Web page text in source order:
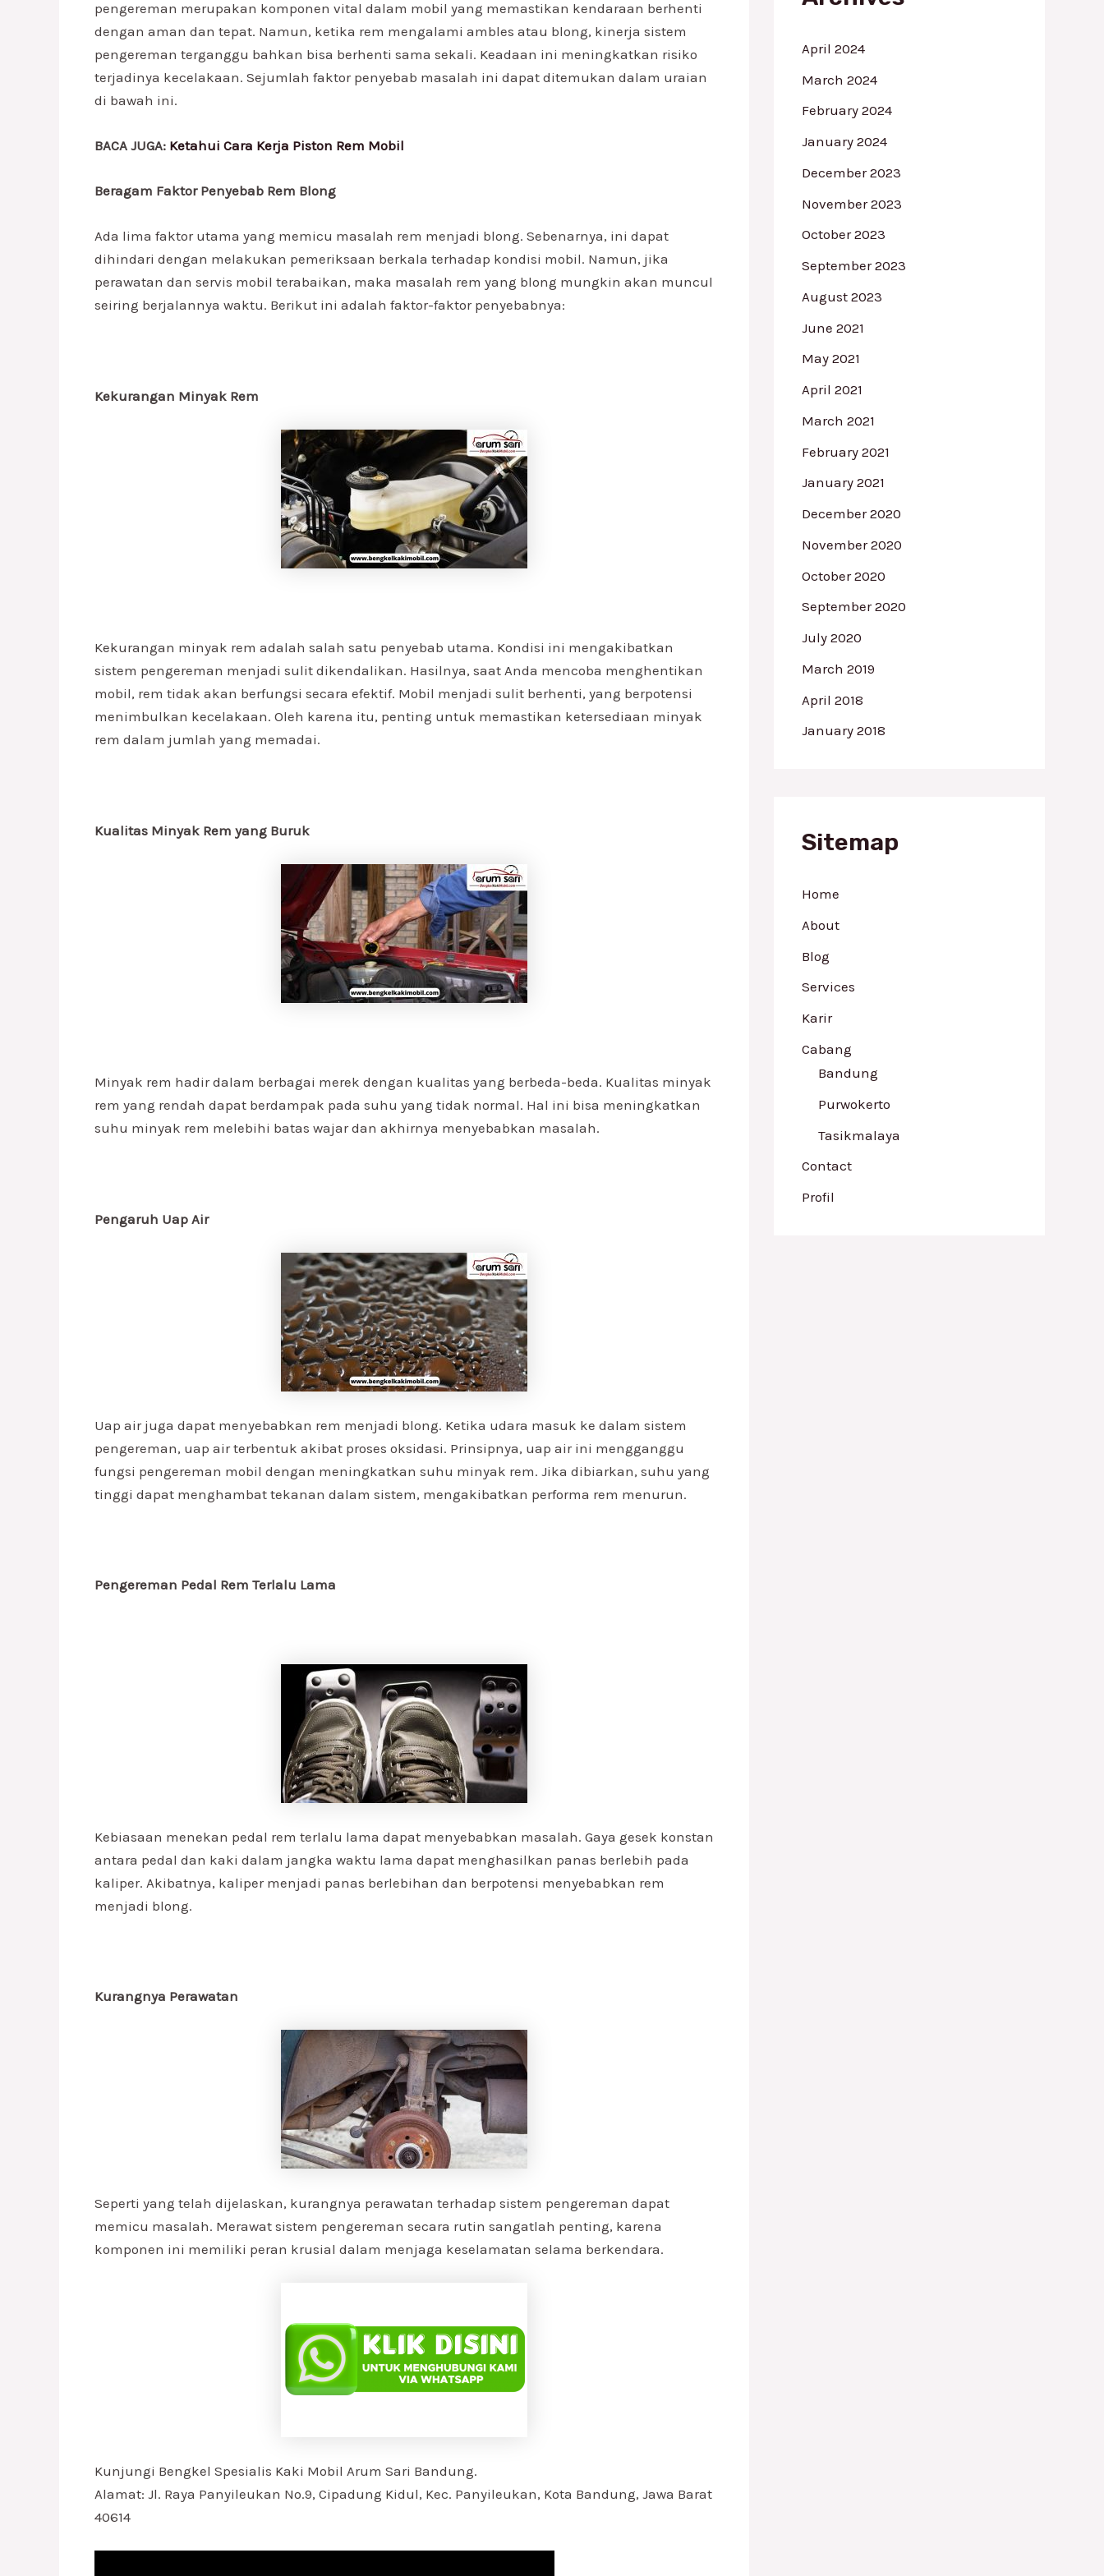
pengereman merupakan komponen vital dalam mobil yang memastikan kendaraan berhenti
dengan aman dan tepat. Namun, ketika rem mengalami ambles atau blong, kinerja sistem
pengereman terganggu bahkan bisa berhenti sama sekali. Keadaan ini meningkatkan risiko
terjadinya kecelakaan. Sejumlah faktor penyebab masalah ini dapat ditemukan dalam uraian
di bawah ini.
BACA JUGA: Ketahui Cara Kerja Piston Rem Mobil
Beragam Faktor Penyebab Rem Blong
Ada lima faktor utama yang memicu masalah rem menjadi blong. Sebenarnya, ini dapat
dihindari dengan melakukan pemeriksaan berkala terhadap kondisi mobil. Namun, jika
perawatan dan servis mobil terabaikan, maka masalah rem yang blong mungkin akan muncul
seiring berjalannya waktu. Berikut ini adalah faktor-faktor penyebabnya:
Kekurangan Minyak Rem
Kekurangan minyak rem adalah salah satu penyebab utama. Kondisi ini mengakibatkan
sistem pengereman menjadi sulit dikendalikan. Hasilnya, saat Anda mencoba menghentikan
mobil, rem tidak akan berfungsi secara efektif. Mobil menjadi sulit berhenti, yang berpotensi
menimbulkan kecelakaan. Oleh karena itu, penting untuk memastikan ketersediaan minyak
rem dalam jumlah yang memadai.
Kualitas Minyak Rem yang Buruk
Minyak rem hadir dalam berbagai merek dengan kualitas yang berbeda-beda. Kualitas minyak
rem yang rendah dapat berdampak pada suhu yang tidak normal. Hal ini bisa meningkatkan
suhu minyak rem melebihi batas wajar dan akhirnya menyebabkan masalah.
Pengaruh Uap Air
Uap air juga dapat menyebabkan rem menjadi blong. Ketika udara masuk ke dalam sistem
pengereman, uap air terbentuk akibat proses oksidasi. Prinsipnya, uap air ini mengganggu
fungsi pengereman mobil dengan meningkatkan suhu minyak rem. Jika dibiarkan, suhu yang
tinggi dapat menghambat tekanan dalam sistem, mengakibatkan performa rem menurun.
Pengereman Pedal Rem Terlalu Lama
Kebiasaan menekan pedal rem terlalu lama dapat menyebabkan masalah. Gaya gesek konstan
antara pedal dan kaki dalam jangka waktu lama dapat menghasilkan panas berlebih pada
kaliper. Akibatnya, kaliper menjadi panas berlebihan dan berpotensi menyebabkan rem
menjadi blong.
Kurangnya Perawatan
Seperti yang telah dijelaskan, kurangnya perawatan terhadap sistem pengereman dapat
memicu masalah. Merawat sistem pengereman secara rutin sangatlah penting, karena
komponen ini memiliki peran krusial dalam menjaga keselamatan selama berkendara.
Kunjungi Bengkel Spesialis Kaki Mobil Arum Sari Bandung.
Alamat: Jl. Raya Panyileukan No.9, Cipadung Kidul, Kec. Panyileukan, Kota Bandung, Jawa Barat
40614
April 2024
March 2024
February 2024
January 2024
December 2023
November 2023
October 2023
September 2023
August 2023
June 2021
May 2021
April 2021
March 2021
February 2021
January 2021
December 2020
November 2020
October 2020
September 2020
July 2020
March 2019
April 2018
January 2018
Sitemap
Home
About
Blog
Services
Karir
Cabang
Bandung
Purwokerto
Tasikmalaya
Contact
Profil